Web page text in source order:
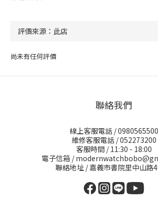
尚未有任何評價
聯絡我們
線上客服電話 / 0980565500
維修客服電話 / 052273200
客服時間 / 11:30 - 18:00
電子信箱 /
聯絡地址 / 嘉義市書院里中山路